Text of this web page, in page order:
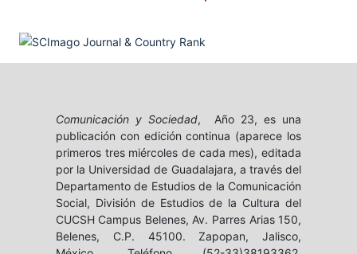
Comunicación y Sociedad, Año 23, es una
publicación con edición continua (aparece los
primeros tres miércoles de cada mes), editada
por la Universidad de Guadalajara, a través del
Departamento de Estudios de la Comunicación
Social, División de Estudios de la Cultura del
CUCSH Campus Belenes, Av. Parres Arias 150,
Belenes, C.P. 45100. Zapopan, Jalisco,